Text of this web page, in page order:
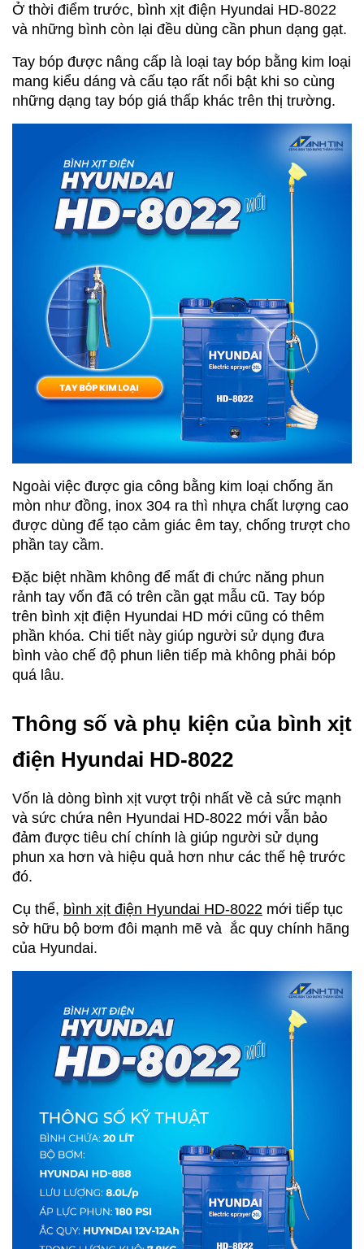
Ở thời điểm trước, bình xịt điện Hyundai HD-8022
và những bình còn lại đều dùng cần phun dạng gạt.
Tay bóp được nâng cấp là loại tay bóp bằng kim loại
mang kiểu dáng và cấu tạo rất nổi bật khi so cùng
những dạng tay bóp giá thấp khác trên thị trường.
Ngoài việc được gia công bằng kim loại chống ăn
mòn như đồng, inox 304 ra thì nhựa chất lượng cao
được dùng để tạo cảm giác êm tay, chống trượt cho
phần tay cầm.
Đặc biệt nhầm không để mất đi chức năng phun
rảnh tay vốn đã có trên cần gạt mẫu cũ. Tay bóp
trên bình xịt điện Hyundai HD mới cũng có thêm
phần khóa. Chi tiết này giúp người sử dụng đưa
bình vào chế độ phun liên tiếp mà không phải bóp
quá lâu.
Thông số và phụ kiện của bình xịt
điện Hyundai HD-8022
Vốn là dòng bình xịt vượt trội nhất về cả sức mạnh
và sức chứa nên Hyundai HD-8022 mới vẫn bảo
đảm được tiêu chí chính là giúp người sử dụng
phun xa hơn và hiệu quả hơn như các thế hệ trước
đó.
Cụ thể, bình xịt điện Hyundai HD-8022 mới tiếp tục
sở hữu bộ bơm đôi mạnh mẽ và ắc quy chính hãng
của Hyundai.